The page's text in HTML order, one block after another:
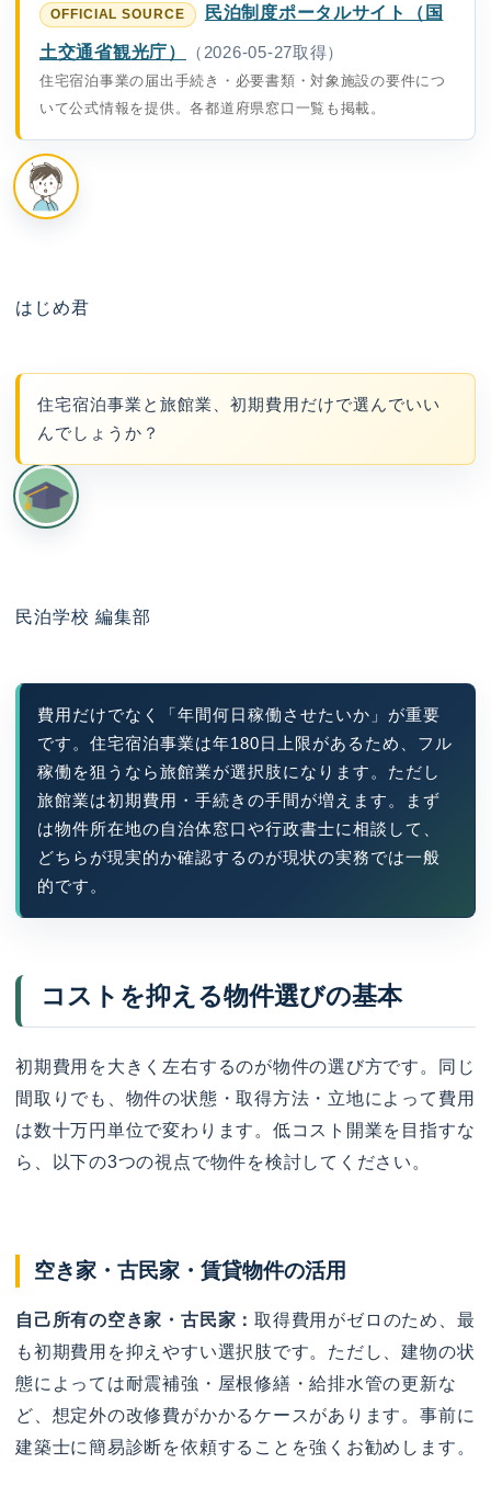
民泊制度ポータルサイト（国
土交通省観光庁）
（2026-05-27取得）
住宅宿泊事業の届出手続き・必要書類・対象施設の要件につ
いて公式情報を提供。各都道府県窓口一覧も掲載。
はじめ君
住宅宿泊事業と旅館業、初期費用だけで選んでいい
んでしょうか？
民泊学校 編集部
費用だけでなく「年間何日稼働させたいか」が重要
です。住宅宿泊事業は年180日上限があるため、フル
稼働を狙うなら旅館業が選択肢になります。ただし
旅館業は初期費用・手続きの手間が増えます。まず
は物件所在地の自治体窓口や行政書士に相談して、
どちらが現実的か確認するのが現状の実務では一般
的です。
コストを抑える物件選びの基本
初期費用を大きく左右するのが物件の選び方です。同じ
間取りでも、物件の状態・取得方法・立地によって費用
は数十万円単位で変わります。低コスト開業を目指すな
ら、以下の3つの視点で物件を検討してください。
空き家・古民家・賃貸物件の活用
自己所有の空き家・古民家：取得費用がゼロのため、最
も初期費用を抑えやすい選択肢です。ただし、建物の状
態によっては耐震補強・屋根修繕・給排水管の更新な
ど、想定外の改修費がかかるケースがあります。事前に
建築士に簡易診断を依頼することを強くお勧めします。